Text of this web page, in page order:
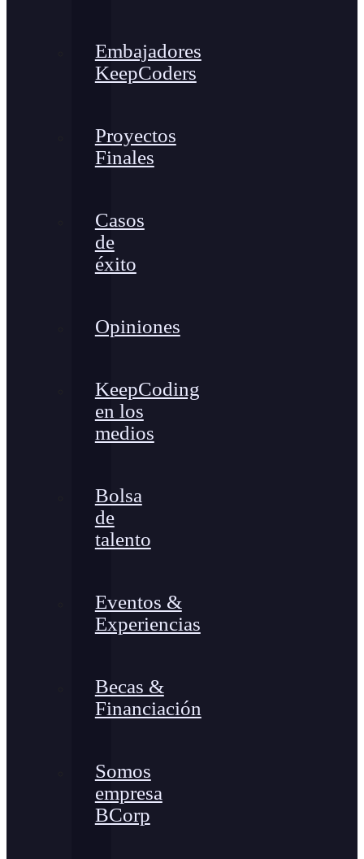
Embajadores
KeepCoders
Proyectos
Finales
Casos
de
éxito
Opiniones
KeepCoding
en los
medios
Bolsa
de
talento
Eventos &
Experiencias
Becas &
Financiación
Somos
empresa
BCorp